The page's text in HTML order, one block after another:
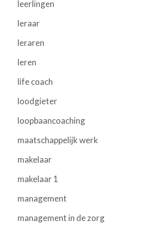
leerlingen
leraar
leraren
leren
life coach
loodgieter
loopbaancoaching
maatschappelijk werk
makelaar
makelaar 1
management
management in de zorg